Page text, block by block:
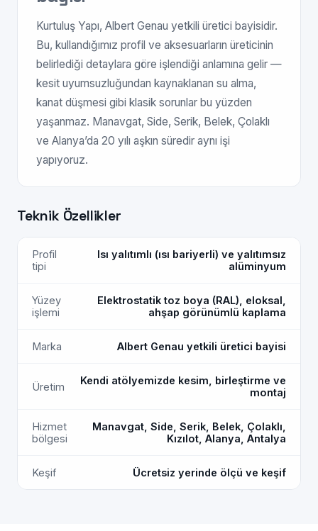
Kurtuluş Yapı, Albert Genau yetkili üretici bayisidir.
Bu, kullandığımız profil ve aksesuarların üreticinin
belirlediği detaylara göre işlendiği anlamına gelir —
kesit uyumsuzluğundan kaynaklanan su alma,
kanat düşmesi gibi klasik sorunlar bu yüzden
yaşanmaz. Manavgat, Side, Serik, Belek, Çolaklı
ve Alanya’da 20 yılı aşkın süredir aynı işi
yapıyoruz.
Teknik Özellikler
Profil
tipi
Isı yalıtımlı (ısı bariyerli) ve yalıtımsız
alüminyum
Yüzey
işlemi
Elektrostatik toz boya (RAL), eloksal,
ahşap görünümlü kaplama
Marka Albert Genau yetkili üretici bayisi
Üretim
Kendi atölyemizde kesim, birleştirme ve
montaj
Hizmet
bölgesi
Manavgat, Side, Serik, Belek, Çolaklı,
Kızılot, Alanya, Antalya
Keşif Ücretsiz yerinde ölçü ve keşif